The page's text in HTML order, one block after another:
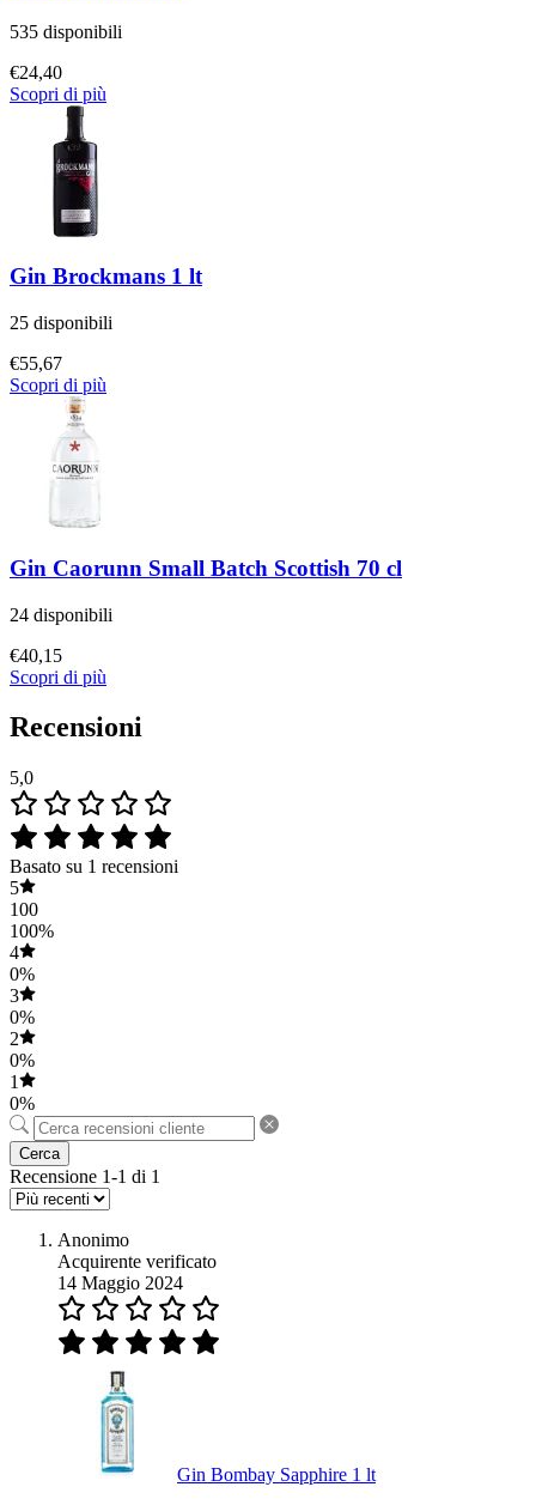
535 disponibili
€24,40
Scopri di più
Gin Brockmans 1 lt
25 disponibili
€55,67
Scopri di più
Gin Caorunn Small Batch Scottish 70 cl
24 disponibili
€40,15
Scopri di più
Recensioni
5,0
Basato su 1 recensioni
5
100
100%
4
0%
3
0%
2
0%
1
0%
Cerca
Recensione 1-1 di 1
Anonimo
Acquirente verificato
14 Maggio 2024
Gin Bombay Sapphire 1 lt